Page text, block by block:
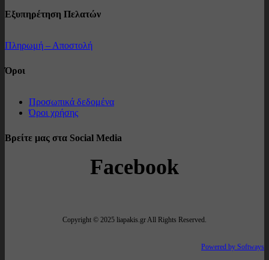
Εξυπηρέτηση Πελατών
Πληρωμή – Αποστολή
Όροι
Προσωπικά δεδομένα
Όροι χρήσης
Βρείτε μας στα Social Media
Facebook
Copyright © 2025 liapakis.gr All Rights Reserved.
Powered by Softways